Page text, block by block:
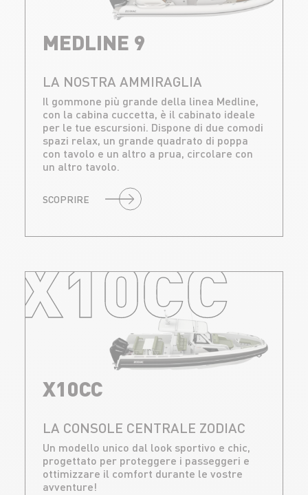
MEDLINE 9
LA NOSTRA AMMIRAGLIA
Il gommone più grande della linea Medline,
con la cabina cuccetta, è il cabinato ideale
per le tue escursioni. Dispone di due comodi
spazi relax, un grande quadrato di poppa
con tavolo e un altro a prua, circolare con
un altro tavolo.
SCOPRIRE
X10CC
X10CC
LA CONSOLE CENTRALE ZODIAC
Un modello unico dal look sportivo e chic,
progettato per proteggere i passeggeri e
ottimizzare il comfort durante le vostre
avventure!